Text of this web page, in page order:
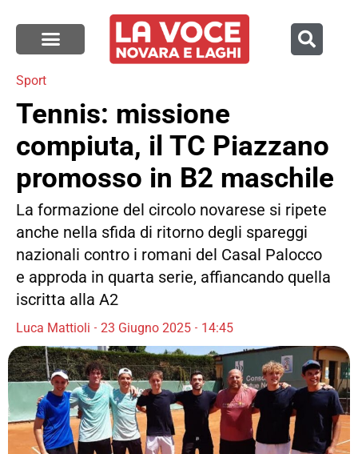
Sport
Tennis: missione
compiuta, il TC Piazzano
promosso in B2 maschile
La formazione del circolo novarese si ripete
anche nella sfida di ritorno degli spareggi
nazionali contro i romani del Casal Palocco
e approda in quarta serie, affiancando quella
iscritta alla A2
Luca Mattioli 23 Giugno 2025 14:45